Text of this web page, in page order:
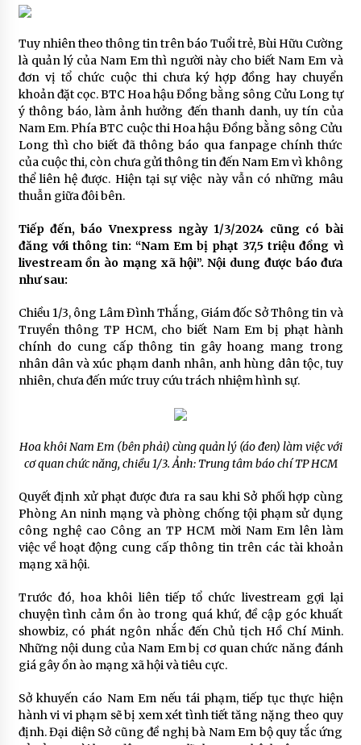
Tuy nhiên theo thông tin trên báo Tuổi trẻ, Bùi Hữu Cường
là quản lý của Nam Em thì người này cho biết Nam Em và
đơn vị tổ chức cuộc thi chưa ký hợp đồng hay chuyển
khoản đặt cọc. BTC Hoa hậu Đồng bằng sông Cửu Long tự
ý thông báo, làm ảnh hưởng đến thanh danh, uy tín của
Nam Em. Phía BTC cuộc thi Hoa hậu Đồng bằng sông Cửu
Long thì cho biết đã thông báo qua fanpage chính thức
của cuộc thi, còn chưa gửi thông tin đến Nam Em vì không
thể liên hệ được. Hiện tại sự việc này vẫn có những mâu
thuẫn giữa đôi bên.
Tiếp đến, báo Vnexpress ngày 1/3/2024 cũng có bài
đăng với thông tin: “Nam Em bị phạt 37,5 triệu đồng vì
livestream ồn ào mạng xã hội”. Nội dung được báo đưa
như sau:
Chiều 1/3, ông Lâm Đình Thắng, Giám đốc Sở Thông tin và
Truyền thông TP HCM, cho biết Nam Em bị phạt hành
chính do cung cấp thông tin gây hoang mang trong
nhân dân và xúc phạm danh nhân, anh hùng dân tộc, tuy
nhiên, chưa đến mức truy cứu trách nhiệm hình sự.
Hoa khôi Nam Em (bên phải) cùng quản lý (áo đen) làm việc với
cơ quan chức năng, chiều 1/3. Ảnh: Trung tâm báo chí TP HCM
Quyết định xử phạt được đưa ra sau khi Sở phối hợp cùng
Phòng An ninh mạng và phòng chống tội phạm sử dụng
công nghệ cao Công an TP HCM mời Nam Em lên làm
việc về hoạt động cung cấp thông tin trên các tài khoản
mạng xã hội.
Trước đó, hoa khôi liên tiếp tổ chức livestream gợi lại
chuyện tình cảm ồn ào trong quá khứ, đề cập góc khuất
showbiz, có phát ngôn nhắc đến Chủ tịch Hồ Chí Minh.
Những nội dung của Nam Em bị cơ quan chức năng đánh
giá gây ồn ào mạng xã hội và tiêu cực.
Sở khuyến cáo Nam Em nếu tái phạm, tiếp tục thực hiện
hành vi vi phạm sẽ bị xem xét tình tiết tăng nặng theo quy
định. Đại diện Sở cũng đề nghị bà Nam Em bộ quy tắc ứng